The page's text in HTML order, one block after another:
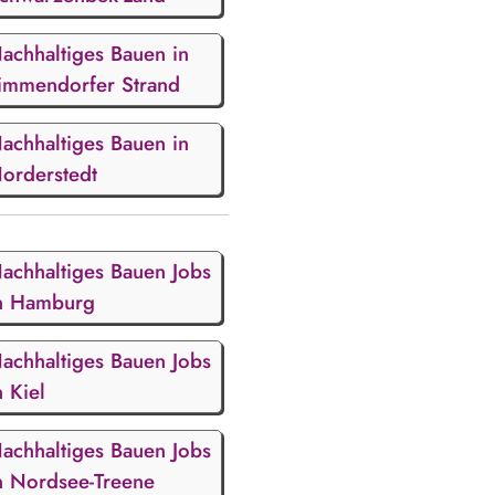
Bauen in
Strand
Bauen in
Bauen Jobs
Hamburg
Bauen Jobs
Kiel
Bauen Jobs
Nordsee-Treene